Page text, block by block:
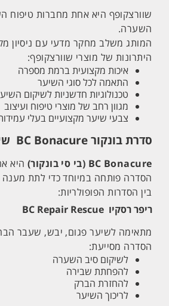
שוורצקופף היא אחת מחברות טיפוח
השערה.
המותג משלב מחקר מדעי עם ניסיון
היתרונות של מוצרי שוורצקופף:
איכות מקצועית ברמת מספרה
התאמה לכל סוגי השיער
טכנולוגיות חדשניות לשיקום
מגוון רחב של מוצרי טיפוח ועיצוב
צבעי שיער מקצועיים בעלי
סדרת בונקור BC Bonacure שיקום וטיפוח מתקדם לשיער
BC Bonacure (בי סי בונקור)
היא
הסדרה פותחה במיוחד כדי לתת מענה
בין הסדרות הפופולריות:
ריפר רסקיו BC Repair Rescue
מתאימה לשיער פגום, יבש, שעבר
הסדרה מסייעת:
לשיקום סיב השערה
להפחתת שבירה
להחזרת הברק
לריכוך השיער